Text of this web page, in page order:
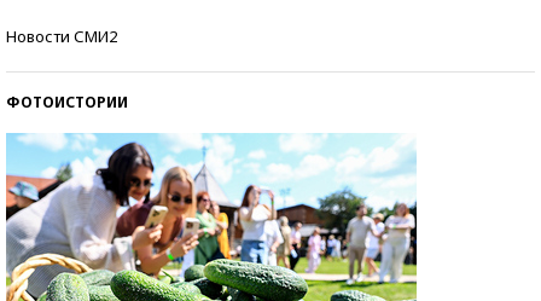
Новости СМИ2
ФОТОИСТОРИИ